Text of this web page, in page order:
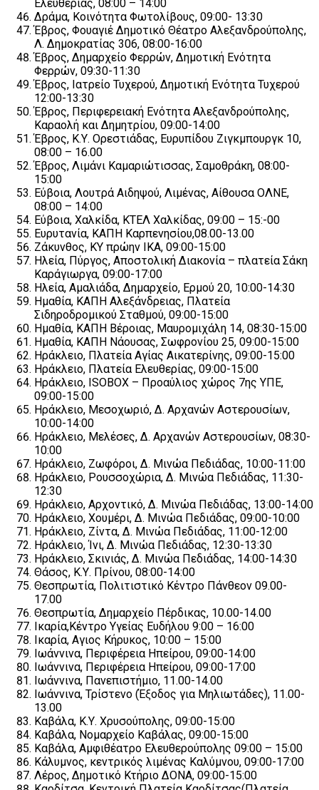
Ελευθερίας, 08:00 – 14:00
Δράμα, Κοινότητα Φωτολίβους, 09:00- 13:30
Έβρος, Φουαγιέ Δημοτικό Θέατρο Αλεξανδρούπολης,
Λ. Δημοκρατίας 306, 08:00-16:00
Έβρος, Δημαρχείο Φερρών, Δημοτική Ενότητα
Φερρών, 09:30-11:30
Έβρος, Ιατρείο Τυχερού, Δημοτική Ενότητα Τυχερού
12:00-13:30
Έβρος, Περιφερειακή Ενότητα Αλεξανδρούπολης,
Καραολή και Δημητρίου, 09:00-14:00
Έβρος, Κ.Υ. Ορεστιάδας, Ευρυπίδου Ζιγκμπουργκ 10,
08:00 – 16.00
Έβρος, Λιμάνι Καμαριώτισσας, Σαμοθράκη, 08:00-
15:00
Εύβοια, Λουτρά Αιδηψού, Λιμένας, Αίθουσα ΟΛΝΕ,
08:00 – 14:00
Εύβοια, Χαλκίδα, ΚΤΕΛ Χαλκίδας, 09:00 – 15:-00
Ευρυτανία, ΚΑΠΗ Καρπενησίου,08.00-13.00
Ζάκυνθος, ΚΥ πρώην ΙΚΑ, 09:00-15:00
Ηλεία, Πύργος, Αποστολική Διακονία – πλατεία Σάκη
Καράγιωργα, 09:00-17:00
Ηλεία, Αμαλιάδα, Δημαρχείο, Ερμού 20, 10:00-14:30
Ημαθία, ΚΑΠΗ Αλεξάνδρειας, Πλατεία
Σιδηροδρομικού Σταθμού, 09:00-15:00
Ημαθία, ΚΑΠΗ Βέροιας, Μαυρομιχάλη 14, 08:30-15:00
Ημαθία, ΚΑΠΗ Νάουσας, Σωφρονίου 25, 09:00-15:00
Ηράκλειο, Πλατεία Αγίας Αικατερίνης, 09:00-15:00
Ηράκλειο, Πλατεία Ελευθερίας, 09:00-15:00
Ηράκλειο, ISOBOX – Προαύλιος χώρος 7ης ΥΠΕ,
09:00-15:00
Ηράκλειο, Μεσοχωριό, Δ. Αρχανών Αστερουσίων,
10:00-14:00
Ηράκλειο, Μελέσες, Δ. Αρχανών Αστερουσίων, 08:30-
10:00
Ηράκλειο, Ζωφόροι, Δ. Μινώα Πεδιάδας, 10:00-11:00
Ηράκλειο, Ρουσσοχώρια, Δ. Μινώα Πεδιάδας, 11:30-
12:30
Ηράκλειο, Αρχοντικό, Δ. Μινώα Πεδιάδας, 13:00-14:00
Ηράκλειο, Χουμέρι, Δ. Μινώα Πεδιάδας, 09:00-10:00
Ηράκλειο, Ζίντα, Δ. Μινώα Πεδιάδας, 11:00-12:00
Ηράκλειο, Ίνι, Δ. Μινώα Πεδιάδας, 12:30-13:30
Ηράκλειο, Σκινιάς, Δ. Μινώα Πεδιάδας, 14:00-14:30
Θάσος, Κ.Υ. Πρίνου, 08:00-14:00
Θεσπρωτία, Πολιτιστικό Κέντρο Πάνθεον 09.00-
17.00
Θεσπρωτία, Δημαρχείο Πέρδικας, 10.00-14.00
Ικαρία,Κέντρο Υγείας Ευδήλου 9:00 – 16:00
Ικαρία, Αγιος Κήρυκος, 10:00 – 15:00
Ιωάννινα, Περιφέρεια Ηπείρου, 09:00-14:00
Ιωάννινα, Περιφέρεια Ηπείρου, 09:00-17:00
Ιωάννινα, Πανεπιστήμιο, 11.00-14.00
Ιωάννινα, Τρίστενο (Έξοδος για Μηλιωτάδες), 11.00-
13.00
Καβάλα, Κ.Υ. Χρυσούπολης, 09:00-15:00
Καβάλα, Νομαρχείο Καβάλας, 09:00-15:00
Καβάλα, Αμφιθέατρο Ελευθερούπολης 09:00 – 15:00
Κάλυμνος, κεντρικός λιμένας Καλύμνου, 09:00-17:00
Λέρος, Δημοτικό Κτήριο ΔΟΝΑ, 09:00-15:00